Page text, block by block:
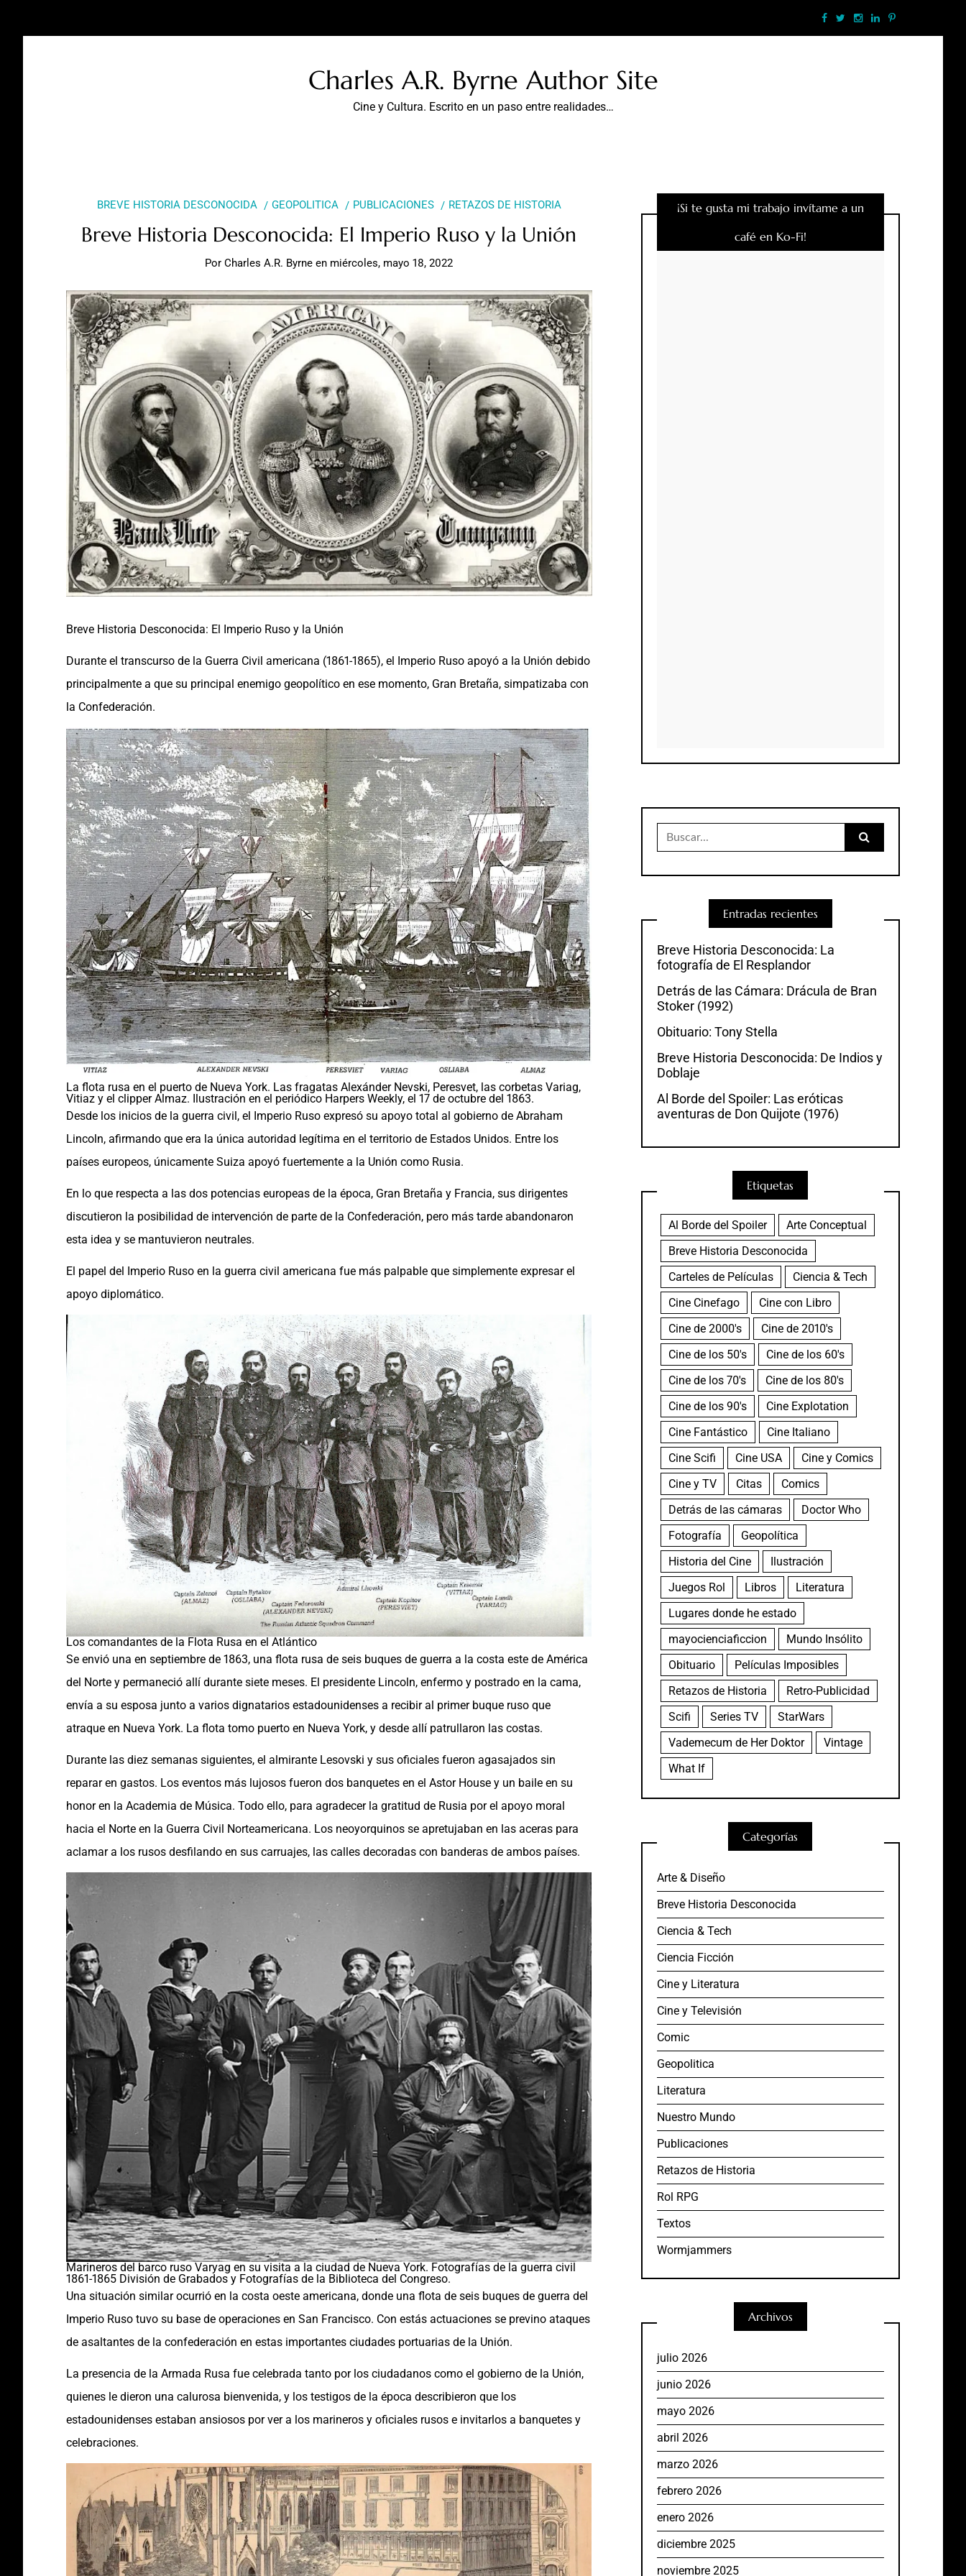
Charles A.R. Byrne Author Site
Cine y Cultura. Escrito en un paso entre realidades…
BREVE HISTORIA DESCONOCIDA GEOPOLITICA PUBLICACIONES RETAZOS DE HISTORIA
Breve Historia Desconocida: El Imperio Ruso y la Unión
PorCharles A.R. Byrne en miércoles, mayo 18, 2022
Breve Historia Desconocida: El Imperio Ruso y la Unión
Durante el transcurso de la Guerra Civil americana (1861-1865), el Imperio Ruso apoyó a la Unión debido
principalmente a que su principal enemigo geopolítico en ese momento, Gran Bretaña, simpatizaba con
la Confederación.
La flota rusa en el puerto de Nueva York. Las fragatas Alexánder Nevski, Peresvet, las corbetas Variag,
Vitiaz y el clipper Almaz. Ilustración en el periódico Harpers Weekly, el 17 de octubre del 1863.
Desde los inicios de la guerra civil, el Imperio Ruso expresó su apoyo total al gobierno de Abraham
Lincoln, afirmando que era la única autoridad legítima en el territorio de Estados Unidos. Entre los
países europeos, únicamente Suiza apoyó fuertemente a la Unión como Rusia.
En lo que respecta a las dos potencias europeas de la época, Gran Bretaña y Francia, sus dirigentes
discutieron la posibilidad de intervención de parte de la Confederación, pero más tarde abandonaron
esta idea y se mantuvieron neutrales.
El papel del Imperio Ruso en la guerra civil americana fue más palpable que simplemente expresar el
apoyo diplomático.
Los comandantes de la Flota Rusa en el Atlántico
Se envió una en septiembre de 1863, una flota rusa de seis buques de guerra a la costa este de América
del Norte y permaneció allí durante siete meses. El presidente Lincoln, enfermo y postrado en la cama,
envía a su esposa junto a varios dignatarios estadounidenses a recibir al primer buque ruso que
atraque en Nueva York. La flota tomo puerto en Nueva York, y desde allí patrullaron las costas.
Durante las diez semanas siguientes, el almirante Lesovski y sus oficiales fueron agasajados sin
reparar en gastos. Los eventos más lujosos fueron dos banquetes en el Astor House y un baile en su
honor en la Academia de Música. Todo ello, para agradecer la gratitud de Rusia por el apoyo moral
hacia el Norte en la Guerra Civil Norteamericana. Los neoyorquinos se apretujaban en las aceras para
aclamar a los rusos desfilando en sus carruajes, las calles decoradas con banderas de ambos países.
Marineros del barco ruso Varyag en su visita a la ciudad de Nueva York. Fotografías de la guerra civil
1861-1865 División de Grabados y Fotografías de la Biblioteca del Congreso.
Una situación similar ocurrió en la costa oeste americana, donde una flota de seis buques de guerra del
Imperio Ruso tuvo su base de operaciones en San Francisco. Con estás actuaciones se previno ataques
de asaltantes de la confederación en estas importantes ciudades portuarias de la Unión.
La presencia de la Armada Rusa fue celebrada tanto por los ciudadanos como el gobierno de la Unión,
quienes le dieron una calurosa bienvenida, y los testigos de la época describieron que los
estadounidenses estaban ansiosos por ver a los marineros y oficiales rusos e invitarlos a banquetes y
celebraciones.
¡Si te gusta mi trabajo invítame a un
café en Ko-Fi!
Buscar:
Entradas recientes
Breve Historia Desconocida: La
fotografía de El Resplandor
Detrás de las Cámara: Drácula de Bran
Stoker (1992)
Obituario: Tony Stella
Breve Historia Desconocida: De Indios y
Doblaje
Al Borde del Spoiler: Las eróticas
aventuras de Don Quijote (1976)
Etiquetas
Al Borde del Spoiler
Arte Conceptual
Breve Historia Desconocida
Carteles de Películas
Ciencia & Tech
Cine Cinefago
Cine con Libro
Cine de 2000's
Cine de 2010's
Cine de los 50's
Cine de los 60's
Cine de los 70's
Cine de los 80's
Cine de los 90's
Cine Explotation
Cine Fantástico
Cine Italiano
Cine Scifi
Cine USA
Cine y Comics
Cine y TV
Citas
Comics
Detrás de las cámaras
Doctor Who
Fotografía
Geopolítica
Historia del Cine
Ilustración
Juegos Rol
Libros
Literatura
Lugares donde he estado
mayocienciaficcion
Mundo Insólito
Obituario
Películas Imposibles
Retazos de Historia
Retro-Publicidad
Scifi
Series TV
StarWars
Vademecum de Her Doktor
Vintage
What If
Categorías
Arte & Diseño
Breve Historia Desconocida
Ciencia & Tech
Ciencia Ficción
Cine y Literatura
Cine y Televisión
Comic
Geopolitica
Literatura
Nuestro Mundo
Publicaciones
Retazos de Historia
Rol RPG
Textos
Wormjammers
Archivos
julio 2026
junio 2026
mayo 2026
abril 2026
marzo 2026
febrero 2026
enero 2026
diciembre 2025
noviembre 2025